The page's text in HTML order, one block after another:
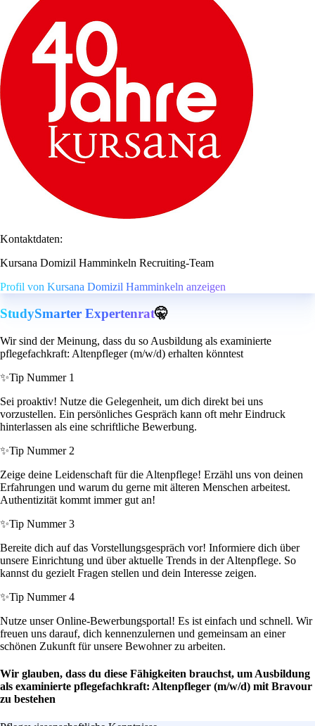
Kontaktdaten:
Kursana Domizil Hamminkeln Recruiting-Team
Profil von Kursana Domizil Hamminkeln anzeigen
StudySmarter Expertenrat🤫
Wir sind der Meinung, dass du so Ausbildung als examinierte
pflegefachkraft: Altenpfleger (m/w/d) erhalten könntest
✨Tip Nummer 1
Sei proaktiv! Nutze die Gelegenheit, um dich direkt bei uns
vorzustellen. Ein persönliches Gespräch kann oft mehr Eindruck
hinterlassen als eine schriftliche Bewerbung.
✨Tip Nummer 2
Zeige deine Leidenschaft für die Altenpflege! Erzähl uns von deinen
Erfahrungen und warum du gerne mit älteren Menschen arbeitest.
Authentizität kommt immer gut an!
✨Tip Nummer 3
Bereite dich auf das Vorstellungsgespräch vor! Informiere dich über
unsere Einrichtung und über aktuelle Trends in der Altenpflege. So
kannst du gezielt Fragen stellen und dein Interesse zeigen.
✨Tip Nummer 4
Nutze unser Online-Bewerbungsportal! Es ist einfach und schnell. Wir
freuen uns darauf, dich kennenzulernen und gemeinsam an einer
schönen Zukunft für unsere Bewohner zu arbeiten.
Wir glauben, dass du diese Fähigkeiten brauchst, um Ausbildung
als examinierte pflegefachkraft: Altenpfleger (m/w/d) mit Bravour
zu bestehen